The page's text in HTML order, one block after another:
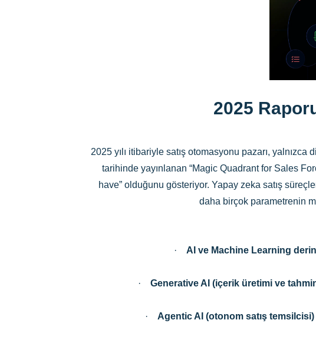
2025
2025 yılı itibariyle satış otomasyonu pazarı,
tarihinde yayınlanan “Magic Quadrant for Sales
have” olduğunu gösteriyor. Yapay zeka satış
daha birçok parametrenin
· AI ve Machine Learning
· Generative AI (içerik üretimi ve
· Agentic AI (otonom satış temsilcisi)